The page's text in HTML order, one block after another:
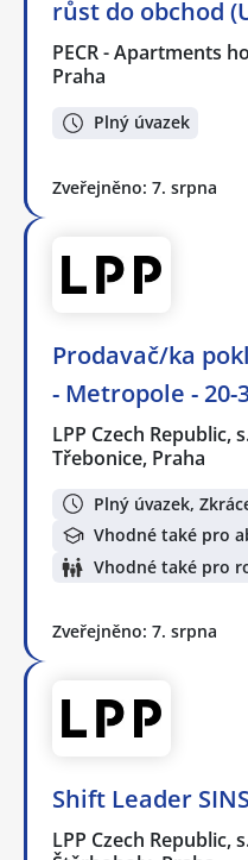
růst do obchod
PECR - Apartments
Praha
Plný úvazek
Zveřejněno: 7. srpna
Prodavač/ka
- Metropole -
LPP Czech Republic,
Třebonice, Praha
Plný úvazek,
Vhodné také pro
Vhodné také pro
Zveřejněno: 7. srpna
Shift Leader
LPP Czech Republic,